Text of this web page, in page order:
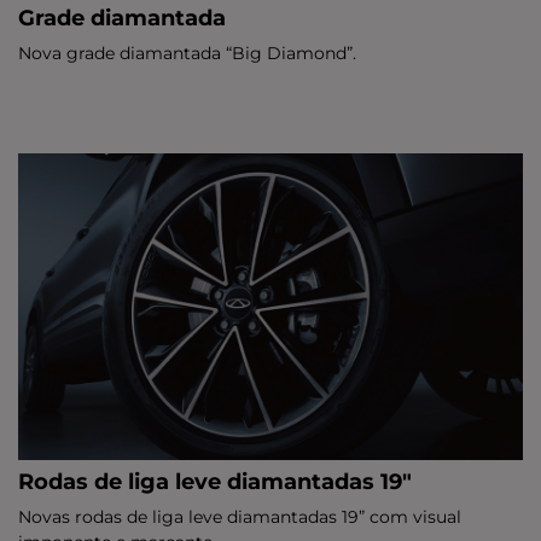
Grade diamantada
Nova grade diamantada “Big Diamond”.
Rodas de liga leve diamantadas 19"
Novas rodas de liga leve diamantadas 19” com visual